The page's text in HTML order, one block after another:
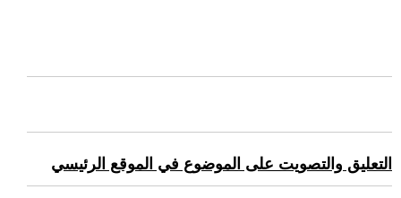
التعليق والتصويت على الموضوع في الموقع الرئيسي